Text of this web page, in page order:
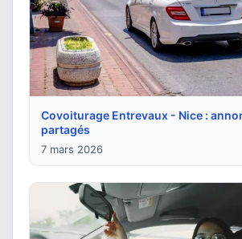
Covoiturage Entrevaux - Nice :
partagés
7 mars 2026